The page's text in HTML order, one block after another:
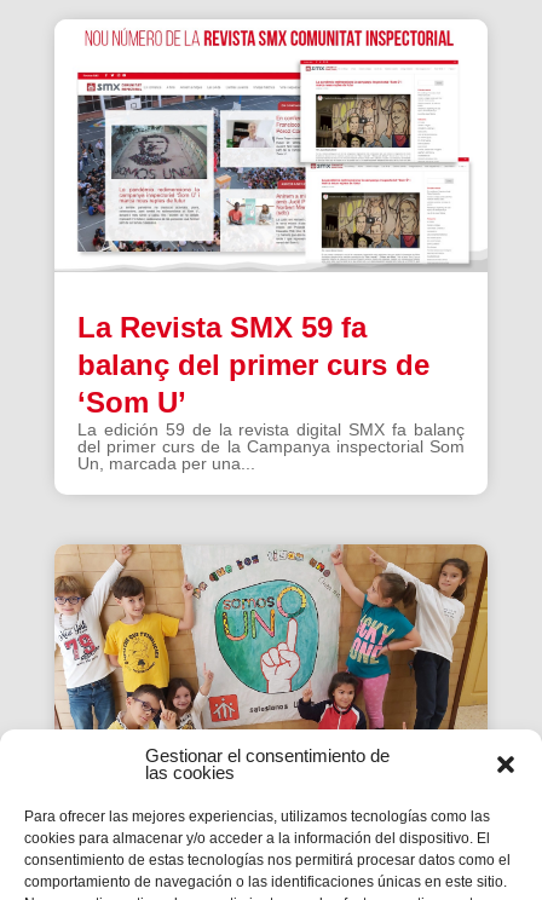
Gestionar el consentimiento de
las cookies
Para ofrecer las mejores experiencias, utilizamos tecnologías como las
cookies para almacenar y/o acceder a la información del dispositivo. El
consentimiento de estas tecnologías nos permitirá procesar datos como el
comportamiento de navegación o las identificaciones únicas en este sitio.
La Revista SMX 59 fa
balanç del primer curs de
‘Som U’
La edición 59 de la revista digital SMX fa balanç
del primer curs de la Campanya inspectorial Som
Un, marcada per una...
La Revista SMX 59 hace
balance del primer curso de